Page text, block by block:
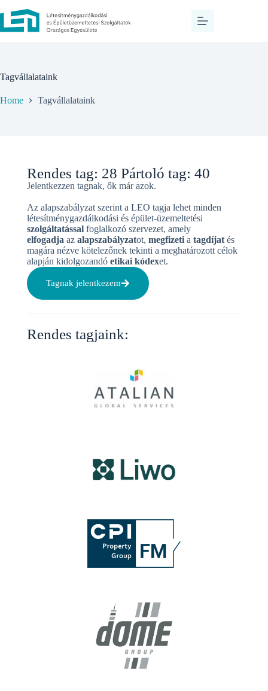
Tagvállalataink
Home Tagvállalataink
Rendes tag: 28 Pártoló tag: 40
Jelentkezzen tagnak, ők már azok.
Az alapszabályzat szerint a LEO tagja lehet minden
létesítménygazdálkodási és épület-üzemeltetési
szolgáltatással foglalkozó szervezet, amely
elfogadja az alapszabályzatot, megfizeti a tagdíjat és
magára nézve kötelezőnek tekinti a meghatározott célok
alapján kidolgozandó etikai kódexet.
Tagnak jelentkezem
Rendes tagjaink: